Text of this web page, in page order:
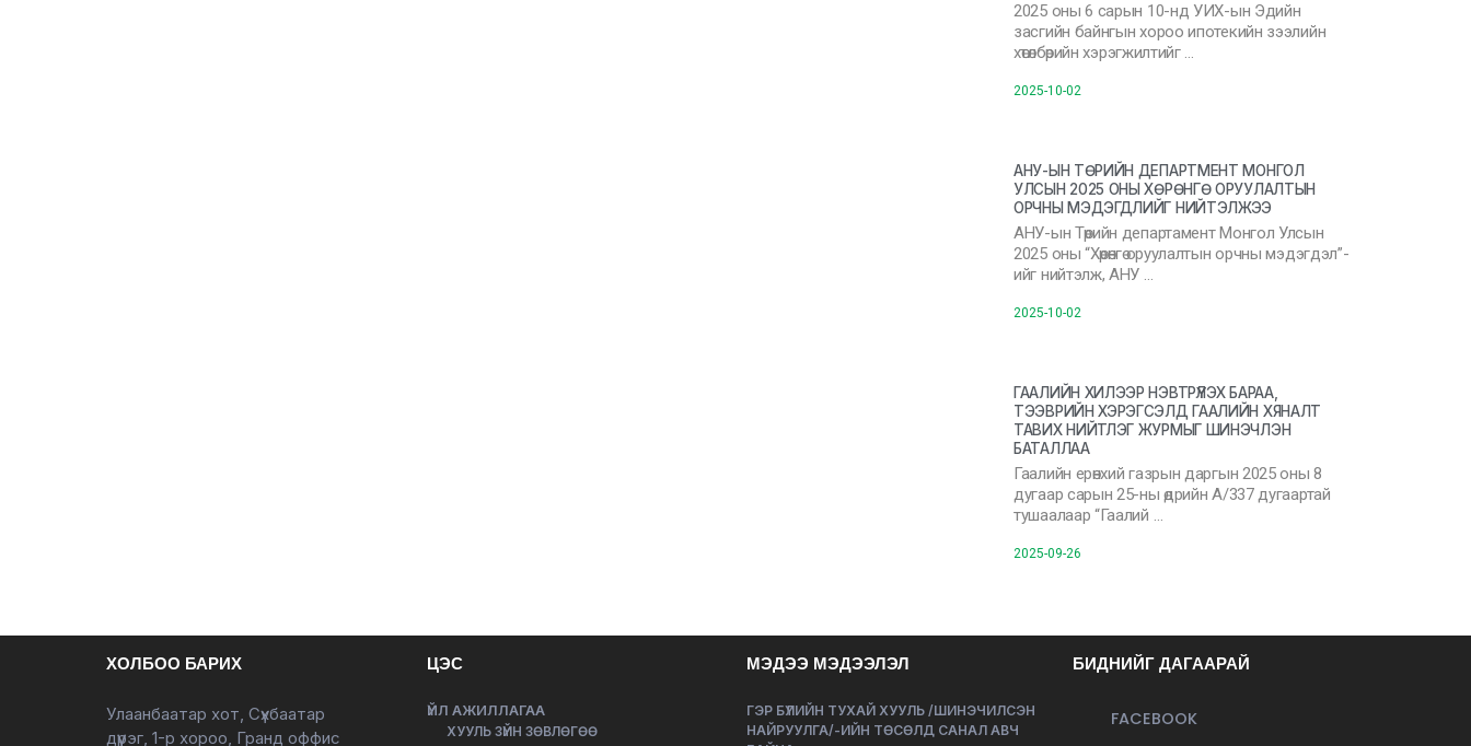
2025 оны 6 сарын 10-нд УИХ-ын Эдийн
засгийн байнгын хороо ипотекийн зээлийн
хөтөлбөрийн хэрэгжилтийг …
2025-10-02
АНУ-ЫН ТӨРИЙН ДЕПАРТМЕНТ МОНГОЛ
УЛСЫН 2025 ОНЫ ХӨРӨНГӨ ОРУУЛАЛТЫН
ОРЧНЫ МЭДЭГДЛИЙГ НИЙТЭЛЖЭЭ
АНУ-ын Төрийн департамент Монгол Улсын
2025 оны “Хөрөнгө оруулалтын орчны мэдэгдэл”-
ийг нийтэлж, АНУ …
2025-10-02
ГААЛИЙН ХИЛЭЭР НЭВТРҮҮЛЭХ БАРАА,
ТЭЭВРИЙН ХЭРЭГСЭЛД ГААЛИЙН ХЯНАЛТ
ТАВИХ НИЙТЛЭГ ЖУРМЫГ ШИНЭЧЛЭН
БАТАЛЛАА
Гаалийн ерөнхий газрын даргын 2025 оны 8
дугаар сарын 25-ны өдрийн А/337 дугаартай
тушаалаар “Гаалий …
2025-09-26
ХОЛБОО БАРИХ
Улаанбаатар хот, Сүхбаатар
дүүрэг, 1-р хороо, Гранд оффис
ЦЭС
ҮЙЛ АЖИЛЛАГАА
ХУУЛЬ ЗҮЙН ЗӨВЛӨГӨӨ
МЭДЭЭ МЭДЭЭЛЭЛ
ГЭР БҮЛИЙН ТУХАЙ ХУУЛЬ /ШИНЭЧИЛСЭН
НАЙРУУЛГА/-ИЙН ТӨСӨЛД САНАЛ АВЧ
БИДНИЙГ ДАГААРАЙ
FACEBOOK